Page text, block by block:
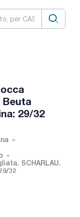
Beuta
29/32
SCHARLAU.
32